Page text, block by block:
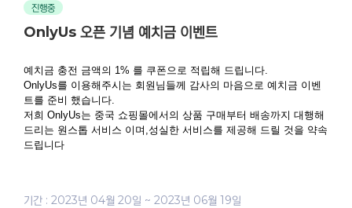
진행중
OnlyUs 오픈 기념 예치금 이벤트
예치금 충전 금액의 1% 를 쿠폰으로 적립해 드립니다.
OnlyUs를 이용해주시는 회원님들께 감사의 마음으로 예치금 이벤
트를 준비 했습니다.
저희 OnlyUs는 중국 쇼핑몰에서의 상품 구매부터 배송까지 대행해
드리는 원스톱 서비스 이며,성실한 서비스를 제공해 드릴 것을 약속
드립니다
기간 : 2023년 04월 20일 ~ 2023년 06월 19일